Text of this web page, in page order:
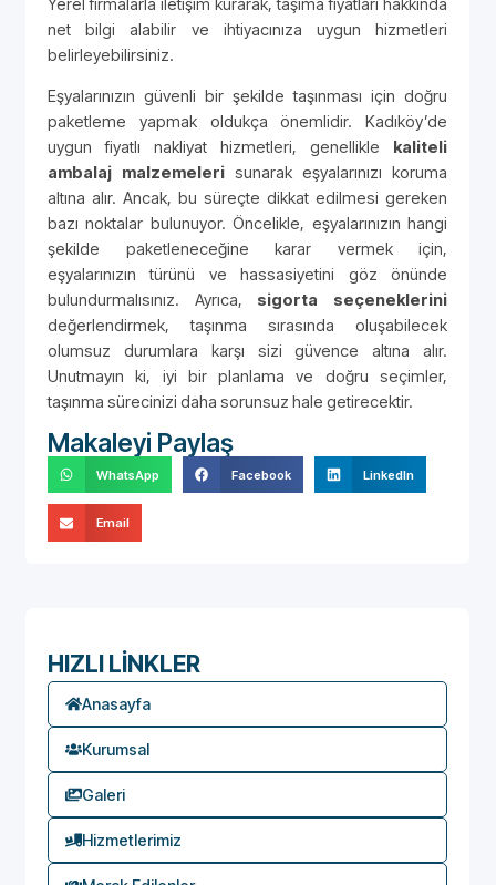
Yerel firmalarla iletişim kurarak, taşıma fiyatları hakkında
net bilgi alabilir ve ihtiyacınıza uygun hizmetleri
belirleyebilirsiniz.
Eşyalarınızın güvenli bir şekilde taşınması için doğru
paketleme yapmak oldukça önemlidir. Kadıköy’de
uygun fiyatlı nakliyat hizmetleri, genellikle kaliteli
ambalaj malzemeleri sunarak eşyalarınızı koruma
altına alır. Ancak, bu süreçte dikkat edilmesi gereken
bazı noktalar bulunuyor. Öncelikle, eşyalarınızın hangi
şekilde paketleneceğine karar vermek için,
eşyalarınızın türünü ve hassasiyetini göz önünde
bulundurmalısınız. Ayrıca, sigorta seçeneklerini
değerlendirmek, taşınma sırasında oluşabilecek
olumsuz durumlara karşı sizi güvence altına alır.
Unutmayın ki, iyi bir planlama ve doğru seçimler,
taşınma sürecinizi daha sorunsuz hale getirecektir.
Makaleyi Paylaş
WhatsApp Facebook LinkedIn
Email
HIZLI LİNKLER
Anasayfa
Kurumsal
Galeri
Hizmetlerimiz